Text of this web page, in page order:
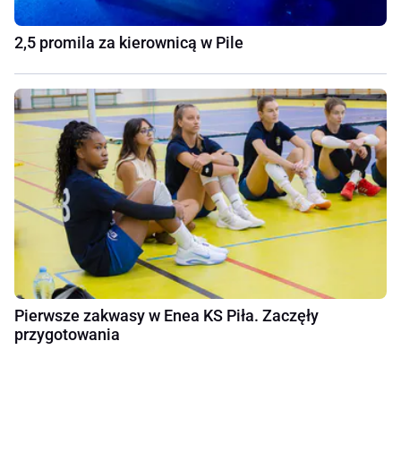
2,5 promila za kierownicą w Pile
Pierwsze zakwasy w Enea KS Piła. Zaczęły
przygotowania